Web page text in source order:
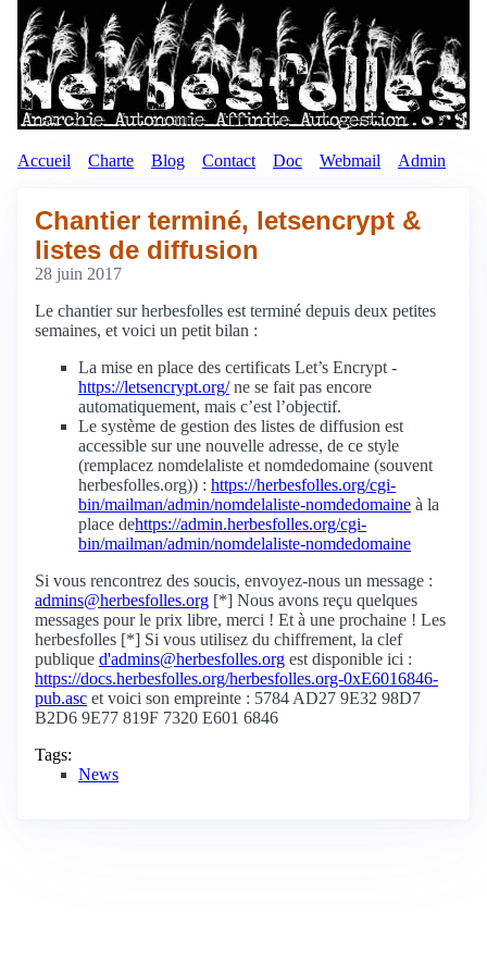
Accueil Charte Blog Contact Doc Webmail Admin
Chantier terminé, letsencrypt &
listes de diffusion
28 juin 2017
Le chantier sur herbesfolles est terminé depuis deux petites
semaines, et voici un petit bilan :
La mise en place des certificats Let’s Encrypt -
https://letsencrypt.org/ne se fait pas encore
automatiquement, mais c’est l’objectif.
Le système de gestion des listes de diffusion est
accessible sur une nouvelle adresse, de ce style
(remplacez nomdelaliste et nomdedomaine (souvent
herbesfolles.org)) : https://herbesfolles.org/cgi-
bin/mailman/admin/nomdelaliste-nomdedomaine à la
place dehttps://admin.herbesfolles.org/cgi-
bin/mailman/admin/nomdelaliste-nomdedomaine
Si vous rencontrez des soucis, envoyez-nous un message :
admins@herbesfolles.org [*] Nous avons reçu quelques
messages pour le prix libre, merci ! Et à une prochaine ! Les
herbesfolles [*] Si vous utilisez du chiffrement, la clef
publique d'admins@herbesfolles.org est disponible ici :
https://docs.herbesfolles.org/herbesfolles.org-0xE6016846-
pub.asc et voici son empreinte : 5784 AD27 9E32 98D7
B2D6 9E77 819F 7320 E601 6846
Tags:
News